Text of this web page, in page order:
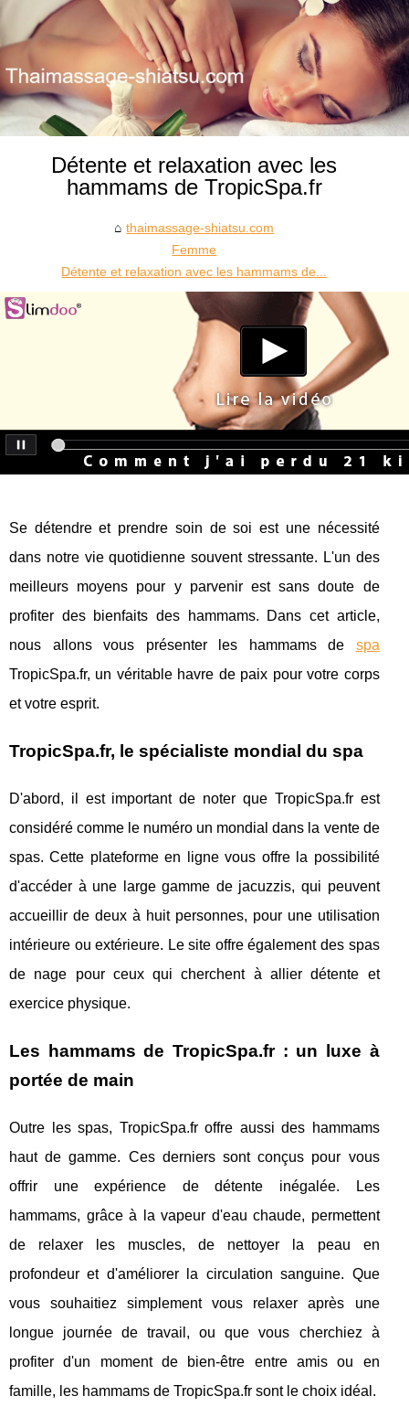
Détente et relaxation avec les
hammams de TropicSpa.fr
thaimassage-shiatsu.com
Femme
Détente et relaxation avec les hammams de...
Se détendre et prendre soin de soi est une nécessité
dans notre vie quotidienne souvent stressante. L'un des
meilleurs moyens pour y parvenir est sans doute de
profiter des bienfaits des hammams. Dans cet article,
nous allons vous présenter les hammams de spa
TropicSpa.fr, un véritable havre de paix pour votre corps
et votre esprit.
TropicSpa.fr, le spécialiste mondial du spa
D'abord, il est important de noter que TropicSpa.fr est
considéré comme le numéro un mondial dans la vente de
spas. Cette plateforme en ligne vous offre la possibilité
d'accéder à une large gamme de jacuzzis, qui peuvent
accueillir de deux à huit personnes, pour une utilisation
intérieure ou extérieure. Le site offre également des spas
de nage pour ceux qui cherchent à allier détente et
exercice physique.
Les hammams de TropicSpa.fr : un luxe à
portée de main
Outre les spas, TropicSpa.fr offre aussi des hammams
haut de gamme. Ces derniers sont conçus pour vous
offrir une expérience de détente inégalée. Les
hammams, grâce à la vapeur d'eau chaude, permettent
de relaxer les muscles, de nettoyer la peau en
profondeur et d'améliorer la circulation sanguine. Que
vous souhaitiez simplement vous relaxer après une
longue journée de travail, ou que vous cherchiez à
profiter d'un moment de bien-être entre amis ou en
famille, les hammams de TropicSpa.fr sont le choix idéal.